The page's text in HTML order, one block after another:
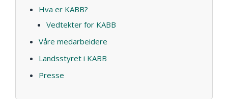
Hva er KABB?
Vedtekter for KABB
Våre medarbeidere
Landsstyret i KABB
Presse